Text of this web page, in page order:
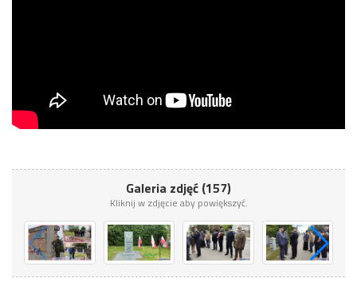
Galeria zdjęć (157)
Kliknij w zdjęcie aby powiększyć.